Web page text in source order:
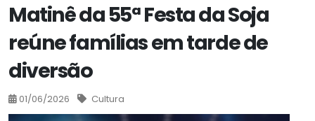
Matinê da 55ª Festa da Soja
reúne famílias em tarde de
diversão
01/06/2026 Cultura